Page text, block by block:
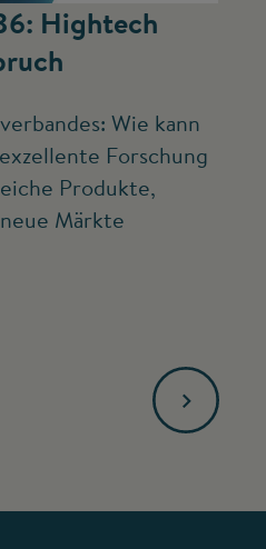
Hightech
Wie kann
Forschung
Produkte,
Märkte